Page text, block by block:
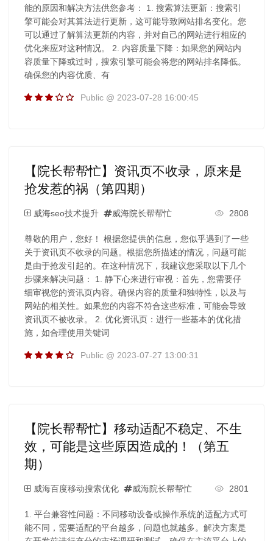
能的原因和解决方法供您参考： 1. 搜索算法更新：搜索引
擎可能会对其算法进行更新，这可能导致网站排名变化。您
可以通过了解算法更新的内容，并对自己的网站进行相应的
优化来应对这种情况。 2. 内容质量下降：如果您的网站内
容质量下降或过时，搜索引擎可能会将您的网站排名降低。
确保您的内容优质、有
Public @ 2023-07-28 16:00:45
【院长帮帮忙】资讯页不收录，原来是
抢发惹的祸（第四期）
威海seo技术提升 威海院长帮帮忙 2808
尊敬的用户，您好！ 根据您提供的信息，您似乎遇到了一些
关于资讯页不收录的问题。根据您所描述的情况，问题可能
是由于抢发引起的。在这种情况下，我建议您采取以下几个
步骤来解决问题： 1. 静下心来进行审视：首先，您需要仔
细审视您的资讯页内容。确保内容的质量和独特性，以及与
网站的相关性。如果您的内容不符合这些标准，可能会导致
资讯页不被收录。 2. 优化资讯页：进行一些基本的优化措
施，如合理使用关键词
Public @ 2023-07-27 13:00:31
【院长帮帮忙】移动适配不稳定、不生
效，可能是这些原因造成的！（第五
期）
威海百度移动搜索优化 威海院长帮帮忙 2801
1. 平台兼容性问题：不同移动设备或操作系统的适配方式可
能不同，需要适配的平台越多，问题也就越多。解决方案是